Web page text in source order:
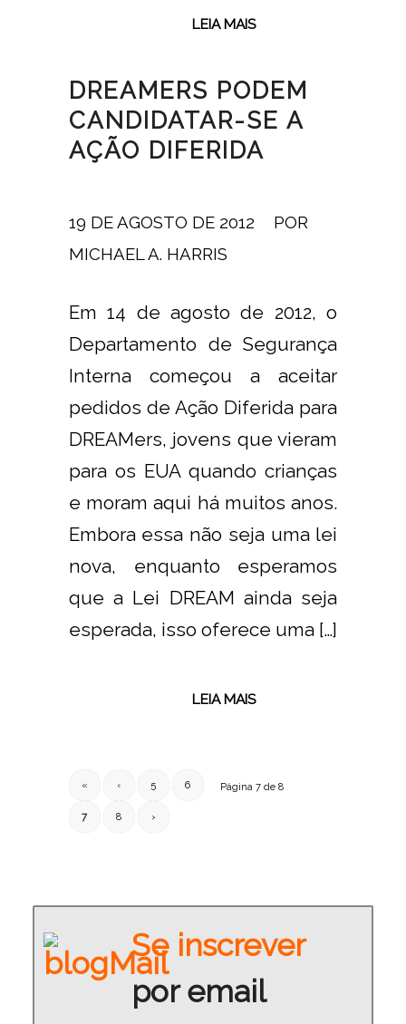
LEIA MAIS
DREAMERS PODEM
CANDIDATAR-SE A
AÇÃO DIFERIDA
19 DE AGOSTO DE 2012
/
POR
MICHAEL A. HARRIS
Em 14 de agosto de 2012, o
Departamento de Segurança
Interna começou a aceitar
pedidos de Ação Diferida para
DREAMers, jovens que vieram
para os EUA quando crianças
e moram aqui há muitos anos.
Embora essa não seja uma lei
nova, enquanto esperamos
que a Lei DREAM ainda seja
esperada, isso oferece uma […]
LEIA MAIS
Página 7 de 8
« ‹ 5 6
7 8 ›
Se inscrever
por email